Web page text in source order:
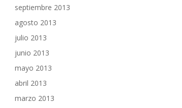
septiembre 2013
agosto 2013
julio 2013
junio 2013
mayo 2013
abril 2013
marzo 2013